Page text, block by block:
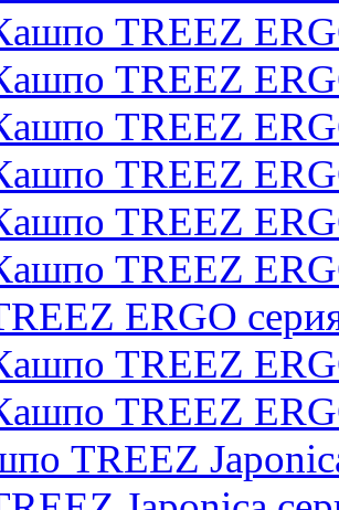
TREEZ
TREEZ
TREEZ
TREEZ
TREEZ
TREEZ
ERGO
TREEZ
TREEZ
TREEZ